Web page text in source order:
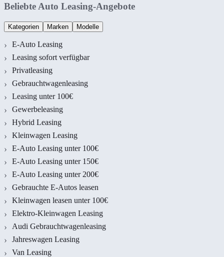
Beliebte Auto Leasing-Angebote
Kategorien Marken Modelle
E-Auto Leasing
Leasing sofort verfügbar
Privatleasing
Gebrauchtwagenleasing
Leasing unter 100€
Gewerbeleasing
Hybrid Leasing
Kleinwagen Leasing
E-Auto Leasing unter 100€
E-Auto Leasing unter 150€
E-Auto Leasing unter 200€
Gebrauchte E-Autos leasen
Kleinwagen leasen unter 100€
Elektro-Kleinwagen Leasing
Audi Gebrauchtwagenleasing
Jahreswagen Leasing
Van Leasing